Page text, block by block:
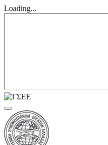
Loading...